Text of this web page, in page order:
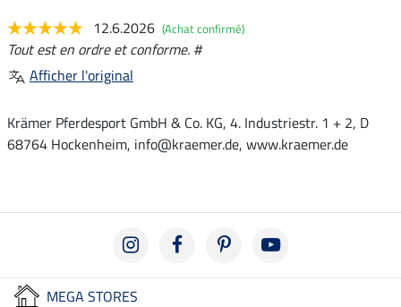
12.6.2026 (Achat confirmé)
Tout est en ordre et conforme. #
Afficher l'original
Krämer Pferdesport GmbH & Co. KG, 4. Industriestr. 1 + 2, D
68764 Hockenheim, info@kraemer.de, www.kraemer.de
MEGA STORES